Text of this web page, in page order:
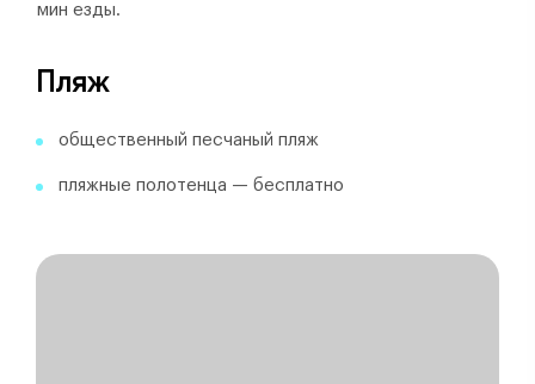
мин езды.
Пляж
общественный песчаный пляж
пляжные полотенца — бесплатно